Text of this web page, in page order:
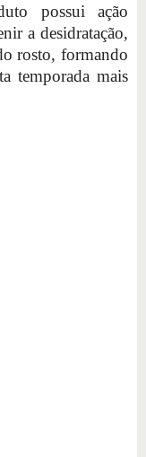
possui ação
a desidratação,
rosto, formando
temporada mais